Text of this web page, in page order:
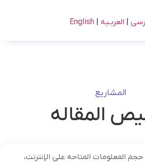
العربـیه English
المشاریع
المقاله
المعلومات المتاحه على الإنترنت،